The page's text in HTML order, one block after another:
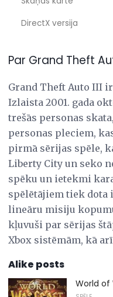
DirectX versija
Par Grand Theft
Grand Theft Auto III
Izlaista 2001. gada
trešās personas
personas pleciem,
pirmā sērijas spēle,
Liberty City un seko
spēku un ietekmi
spēlētājiem tiek dota
lineāru misiju
kļuvuši par sērijas
Xbox sistēmām, kā
Alike posts
World